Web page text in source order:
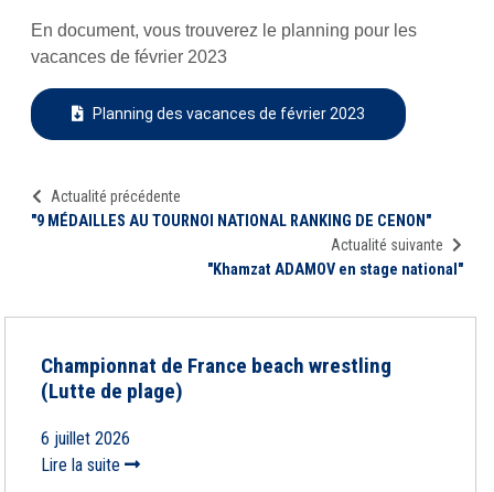
En document, vous trouverez le planning pour les
vacances de février 2023
Planning des vacances de février 2023
Actualité précédente
"9 MÉDAILLES AU TOURNOI NATIONAL RANKING DE CENON"
Actualité suivante
"Khamzat ADAMOV en stage national"
Championnat de France beach wrestling
(Lutte de plage)
6 juillet 2026
Lire la suite